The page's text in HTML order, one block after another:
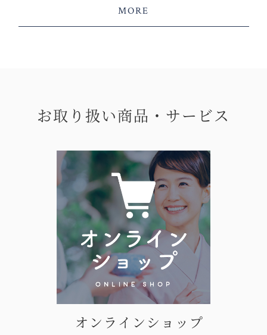
MORE
お取り扱い商品・サービス
オンラインショップ